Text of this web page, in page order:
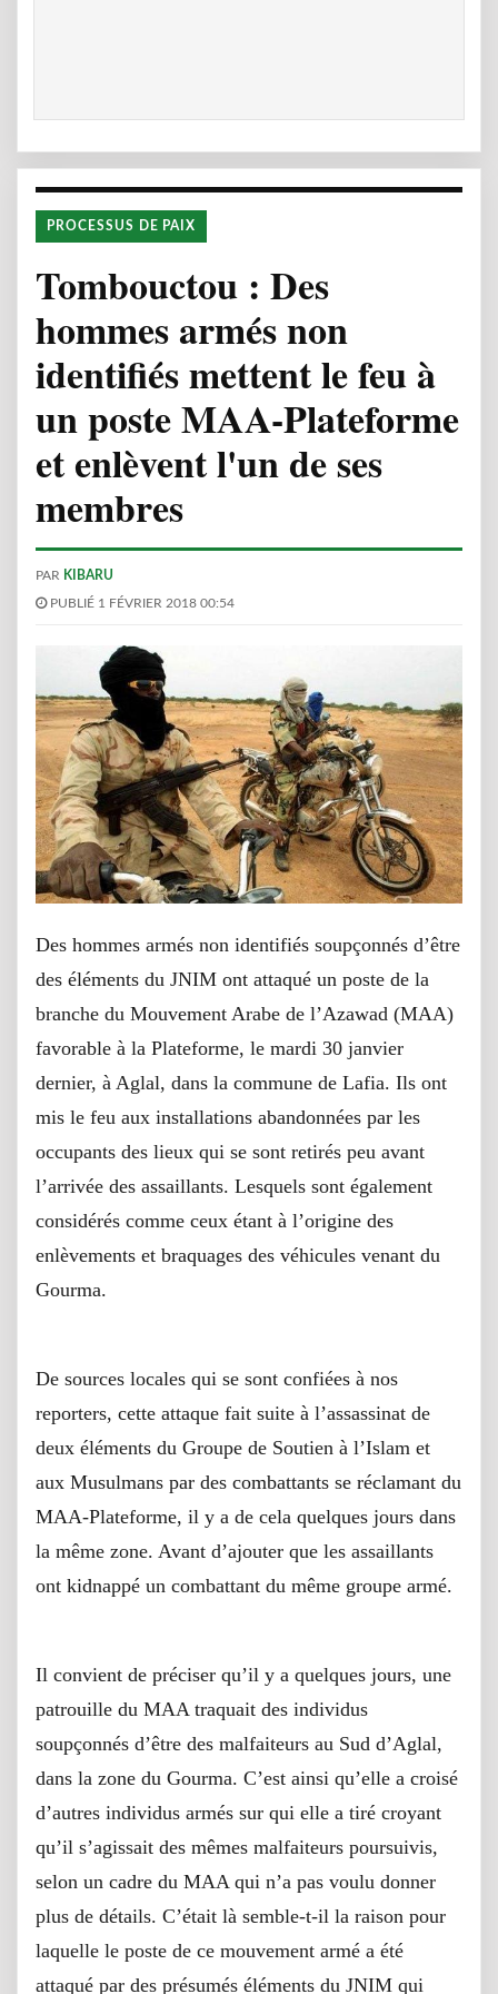
PROCESSUS DE PAIX
Tombouctou : Des
hommes armés non
identifiés mettent le feu à
un poste MAA-Plateforme
et enlèvent l'un de ses
membres
PAR KIBARU
PUBLIÉ 1 FÉVRIER 2018 00:54
Des hommes armés non identifiés soupçonnés d’être
des éléments du JNIM ont attaqué un poste de la
branche du Mouvement Arabe de l’Azawad (MAA)
favorable à la Plateforme, le mardi 30 janvier
dernier, à Aglal, dans la commune de Lafia. Ils ont
mis le feu aux installations abandonnées par les
occupants des lieux qui se sont retirés peu avant
l’arrivée des assaillants. Lesquels sont également
considérés comme ceux étant à l’origine des
enlèvements et braquages des véhicules venant du
Gourma.
De sources locales qui se sont confiées à nos
reporters, cette attaque fait suite à l’assassinat de
deux éléments du Groupe de Soutien à l’Islam et
aux Musulmans par des combattants se réclamant du
MAA-Plateforme, il y a de cela quelques jours dans
la même zone. Avant d’ajouter que les assaillants
ont kidnappé un combattant du même groupe armé.
Il convient de préciser qu’il y a quelques jours, une
patrouille du MAA traquait des individus
soupçonnés d’être des malfaiteurs au Sud d’Aglal,
dans la zone du Gourma. C’est ainsi qu’elle a croisé
d’autres individus armés sur qui elle a tiré croyant
qu’il s’agissait des mêmes malfaiteurs poursuivis,
selon un cadre du MAA qui n’a pas voulu donner
plus de détails. C’était là semble-t-il la raison pour
laquelle le poste de ce mouvement armé a été
attaqué par des présumés éléments du JNIM qui